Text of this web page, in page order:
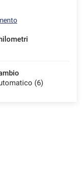
(6)